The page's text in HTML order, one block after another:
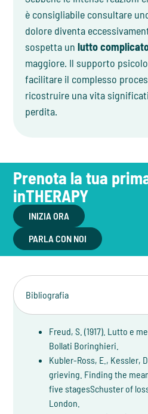
è consigliabile consultare
dolore diventa
sospetta unlutto
maggiore. Il supporto
facilitare il complesso
ricostruire una vita
perdita.
Prenota la tua
inTHERAPY
INIZIA ORA
PARLA CON NOI
Bibliografia
Freud, S. (1917). Lutto e
Bollati Boringhieri.
Kubler-Ross, E., Kessler,
grieving. Finding the
five stagesSchuster of
London.